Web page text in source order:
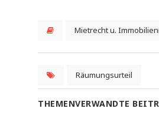
Mietrecht u.
Räumungsurteil
THEMENVERWANDTE